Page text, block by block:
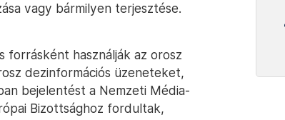
vagy bármilyen terjesztése.
forrásként használják az orosz
dezinformációs üzeneteket,
bejelentést a Nemzeti Média-
Bizottsághoz fordultak,